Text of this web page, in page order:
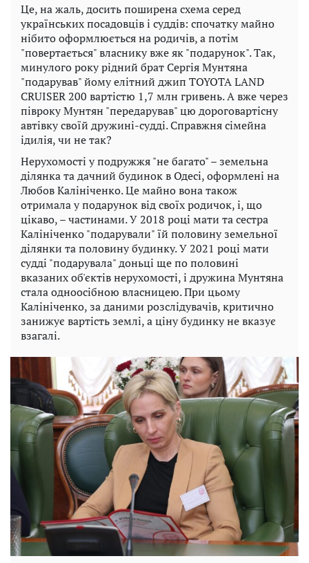
Це, на жаль, досить поширена схема серед
українських посадовців і суддів: спочатку майно
нібито оформлюється на родичів, а потім
"повертається" власнику вже як "подарунок". Так,
минулого року рідний брат Сергія Мунтяна
"подарував" йому елітний джип TOYOTA LAND
CRUISER 200 вартістю 1,7 млн гривень. А вже через
півроку Мунтян "передарував" цю дороговартісну
автівку своїй дружині-судді. Справжня сімейна
ідилія, чи не так?
Нерухомості у подружжя "не багато" – земельна
ділянка та дачний будинок в Одесі, оформлені на
Любов Калініченко. Це майно вона також
отримала у подарунок від своїх родичок, і, що
цікаво, – частинами. У 2018 році мати та сестра
Калініченко "подарували" їй половину земельної
ділянки та половину будинку. У 2021 році мати
судді "подарувала" доньці ще по половині
вказаних об'єктів нерухомості, і дружина Мунтяна
стала одноосібною власницею. При цьому
Калініченко, за даними розслідувачів, критично
занижує вартість землі, а ціну будинку не вказує
взагалі.